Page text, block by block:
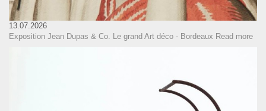
13.07.2026
Exposition Jean Dupas & Co. Le grand Art déco - Bordeaux Read more